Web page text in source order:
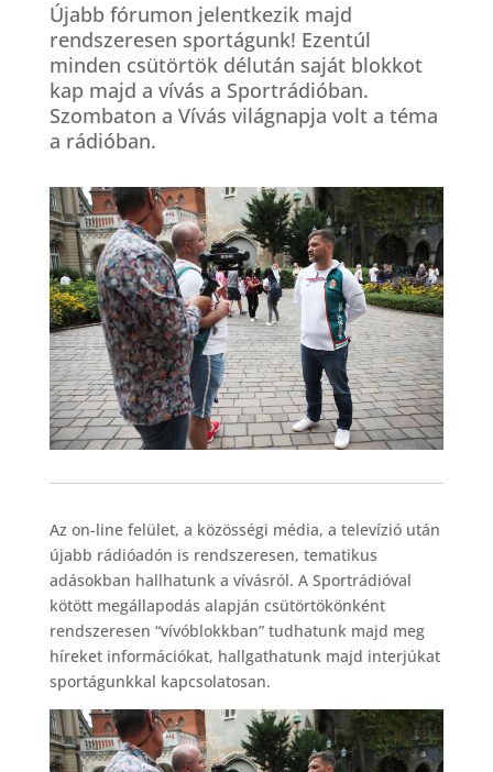
Újabb fórumon jelentkezik majd
rendszeresen sportágunk! Ezentúl
minden csütörtök délután saját blokkot
kap majd a vívás a Sportrádióban.
Szombaton a Vívás világnapja volt a téma
a rádióban.
Az on-line felület, a közösségi média, a televízió után
újabb rádióadón is rendszeresen, tematikus
adásokban hallhatunk a vívásról. A Sportrádióval
kötött megállapodás alapján csütörtökönként
rendszeresen “vívóblokkban” tudhatunk majd meg
híreket információkat, hallgathatunk majd interjúkat
sportágunkkal kapcsolatosan.